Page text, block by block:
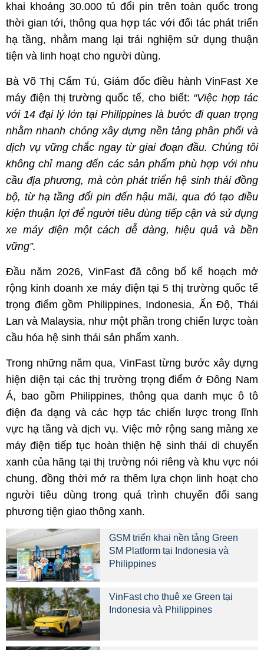
khai khoảng 30.000 tủ đổi pin trên toàn quốc trong
thời gian tới, thông qua hợp tác với đối tác phát triển
hạ tầng, nhằm mang lại trải nghiệm sử dụng thuận
tiện và linh hoạt cho người dùng.
Bà Võ Thị Cẩm Tú, Giám đốc điều hành VinFast Xe
máy điện thị trường quốc tế, cho biết: “Việc hợp tác
với 14 đại lý lớn tại Philippines là bước đi quan trọng
nhằm nhanh chóng xây dựng nền tảng phân phối và
dịch vụ vững chắc ngay từ giai đoạn đầu. Chúng tôi
không chỉ mang đến các sản phẩm phù hợp với nhu
cầu địa phương, mà còn phát triển hệ sinh thái đồng
bộ, từ hạ tầng đổi pin đến hậu mãi, qua đó tạo điều
kiện thuận lợi để người tiêu dùng tiếp cận và sử dụng
xe máy điện một cách dễ dàng, hiệu quả và bền
vững”.
Đầu năm 2026, VinFast đã công bố kế hoạch mở
rộng kinh doanh xe máy điện tại 5 thị trường quốc tế
trọng điểm gồm Philippines, Indonesia, Ấn Độ, Thái
Lan và Malaysia, như một phần trong chiến lược toàn
cầu hóa hệ sinh thái sản phẩm xanh.
Trong những năm qua, VinFast từng bước xây dựng
hiện diện tại các thị trường trọng điểm ở Đông Nam
Á, bao gồm Philippines, thông qua danh mục ô tô
điện đa dạng và các hợp tác chiến lược trong lĩnh
vực hạ tầng và dịch vụ. Việc mở rộng sang mảng xe
máy điện tiếp tục hoàn thiện hệ sinh thái di chuyển
xanh của hãng tại thị trường nói riêng và khu vực nói
chung, đồng thời mở ra thêm lựa chọn linh hoạt cho
người tiêu dùng trong quá trình chuyển đổi sang
phương tiện giao thông xanh.
GSM triển khai nền tảng Green
SM Platform tại Indonesia và
Philippines
VinFast cho thuê xe Green tại
Indonesia và Philippines